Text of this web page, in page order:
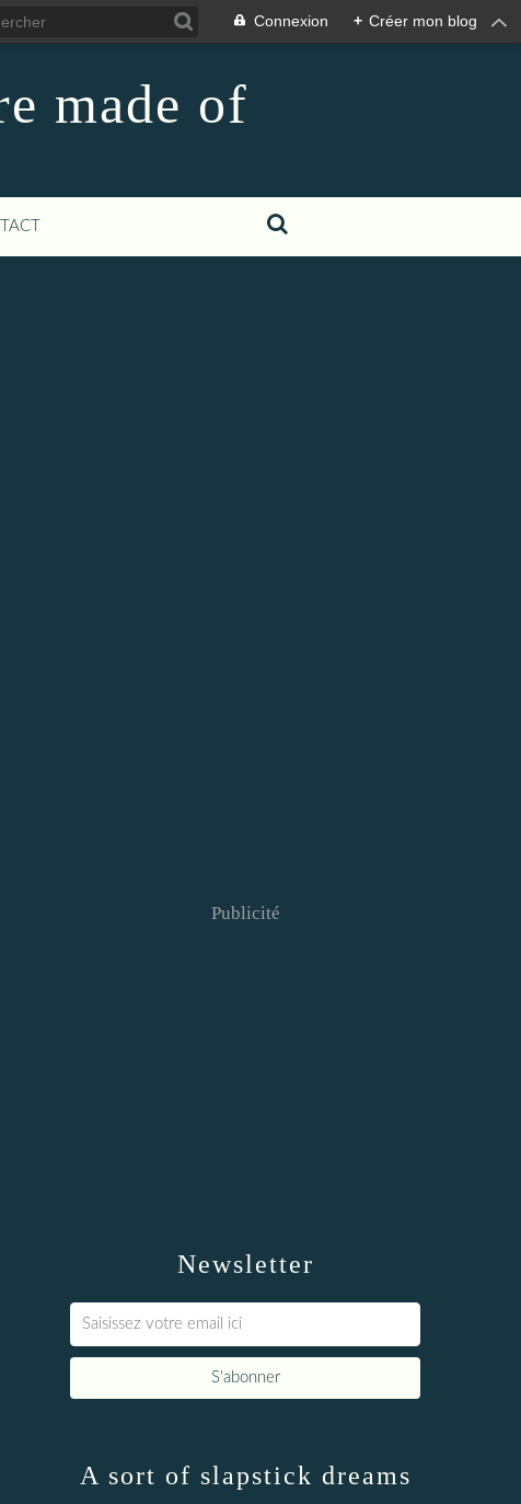
Connexion + Créer mon blog
made of
Newsletter
Publicité
A sort of slapstick dreams